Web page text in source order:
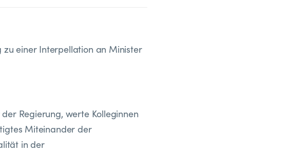
einer Interpellation an Minister
Regierung, werte Kolleginnen
Miteinander der
in der